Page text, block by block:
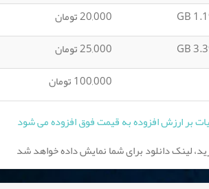
1.19 20,000 تومان
3.39 25,000 تومان
100,000 تومان
لینک دانلود برای شما نمایش داده خواهد شد